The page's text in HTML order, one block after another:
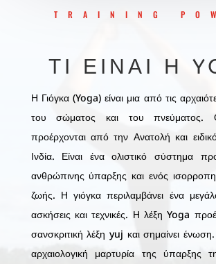
TRAINING
ΤΙ ΕΊΝΑΙ Η
Η Γιόγκα (Yoga) είναι μια από τις
του σώματος και του πνεύματος.
προέρχονται από την Ανατολή και
Ινδία. Είναι ένα ολιστικό σύστημα
ανθρώπινης ύπαρξης και ενός
ζωής. Η γιόγκα περιλαμβάνει ένα
ασκήσεις και τεχνικές. Η λέξη Yoga
σανσκριτική λέξη yuj και σημαίνει
αρχαιολογική μαρτυρία της ύπαρξης